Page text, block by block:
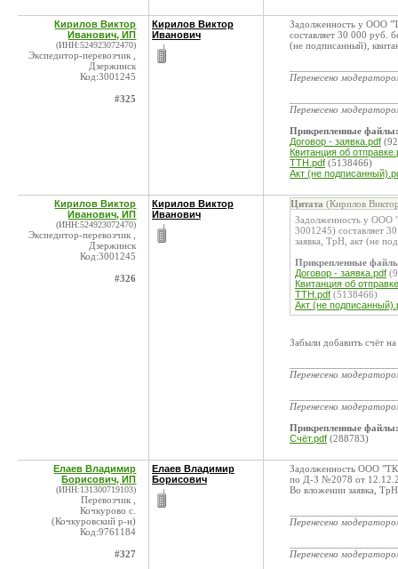
Кирилов Виктор
Иванович, ИП
(ИНН:524923072470)
Экспедитор-перевозчик ,
Дзержинск
Код:3001245
#325
Кирилов Виктор
Иванович
Задолженность у ООО
составляет 30 000 руб.
(не подписанный),
Перенесено
Перенесено
Прикрепленные файлы:
Договор - заявка.pdf
Квитанция об
ТТН.pdf (5138466)
Акт (не
Кирилов Виктор
Иванович, ИП
(ИНН:524923072470)
Экспедитор-перевозчик ,
Дзержинск
Код:3001245
#326
Кирилов Виктор
Иванович
Цитата (Кирилов
Задолженность у
3001245) составляет
заявка, ТрН, акт (не
Прикрепленные
Договор - заявка.pdf
Квитанция об
ТТН.pdf (5138466)
Акт (не
Забыли добавить счёт на
Перенесено
Перенесено
Прикрепленные файлы:
Счёт.pdf (288783)
Елаев Владимир
Борисович, ИП
(ИНН:131300719103)
Перевозчик ,
Кочкурово с.
(Кочкуровский р-н)
Код:9761184
#327
Елаев Владимир
Борисович
Задолженность ООО
по Д-З №2078 от
Во вложении заявка,
Перенесено
Перенесено